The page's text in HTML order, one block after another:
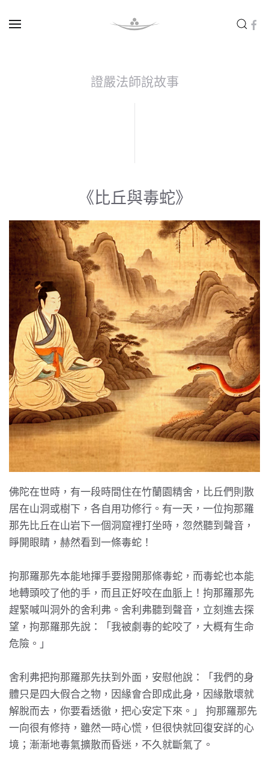
證嚴法師說故事
《比丘與毒蛇》
佛陀在世時，有一段時間住在竹蘭園精舍，比丘們則散
居在山洞或樹下，各自用功修行。有一天，一位拘那羅
那先比丘在山岩下一個洞窟裡打坐時，忽然聽到聲音，
睜開眼睛，赫然看到一條毒蛇！
拘那羅那先本能地揮手要撥開那條毒蛇，而毒蛇也本能
地轉頭咬了他的手，而且正好咬在血脈上！拘那羅那先
趕緊喊叫洞外的舍利弗。舍利弗聽到聲音，立刻進去探
望，拘那羅那先說：「我被劇毒的蛇咬了，大概有生命
危險。」
舍利弗把拘那羅那先扶到外面，安慰他說：「我們的身
體只是四大假合之物，因緣會合即成此身，因緣散壞就
解脫而去，你要看透徹，把心安定下來。」 拘那羅那先
一向很有修持，雖然一時心慌，但很快就回復安詳的心
境；漸漸地毒氣擴散而昏迷，不久就斷氣了。